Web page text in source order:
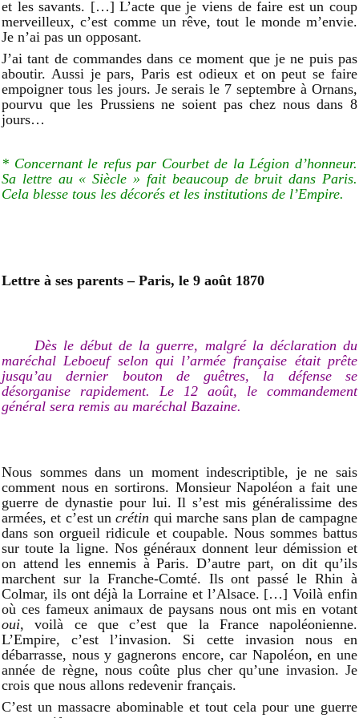
et les savants. […] L’acte que je viens de faire est un coup
merveilleux, c’est comme un rêve, tout le monde m’envie.
Je n’ai pas un opposant.
J’ai tant de commandes dans ce moment que je ne puis pas
aboutir. Aussi je pars, Paris est odieux et on peut se faire
empoigner tous les jours. Je serais le 7 septembre à Ornans,
pourvu que les Prussiens ne soient pas chez nous dans 8
jours…
* Concernant le refus par Courbet de la Légion d’honneur.
Sa lettre au « Siècle » fait beaucoup de bruit dans Paris.
Cela blesse tous les décorés et les institutions de l’Empire.
Lettre à ses parents – Paris, le 9 août 1870
Dès le début de la guerre, malgré la déclaration du
maréchal Leboeuf selon qui l’armée française était prête
jusqu’au dernier bouton de guêtres, la défense se
désorganise rapidement. Le 12 août, le commandement
général sera remis au maréchal Bazaine.
Nous sommes dans un moment indescriptible, je ne sais
comment nous en sortirons. Monsieur Napoléon a fait une
guerre de dynastie pour lui. Il s’est mis généralissime des
armées, et c’est uncrétin qui marche sans plan de campagne
dans son orgueil ridicule et coupable. Nous sommes battus
sur toute la ligne. Nos généraux donnent leur démission et
on attend les ennemis à Paris. D’autre part, on dit qu’ils
marchent sur la Franche-Comté. Ils ont passé le Rhin à
Colmar, ils ont déjà la Lorraine et l’Alsace. […] Voilà enfin
où ces fameux animaux de paysans nous ont mis en votant
oui, voilà ce que c’est que la France napoléonienne.
L’Empire, c’est l’invasion. Si cette invasion nous en
débarrasse, nous y gagnerons encore, car Napoléon, en une
année de règne, nous coûte plus cher qu’une invasion. Je
crois que nous allons redevenir français.
C’est un massacre abominable et tout cela pour une guerre